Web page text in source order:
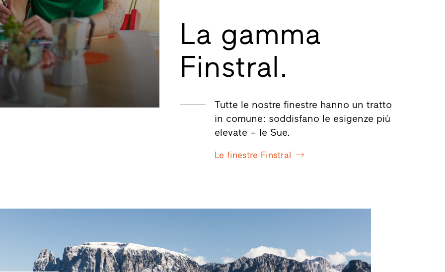
La gamma
Finstral.
Tutte le nostre finestre hanno un tratto
in comune: soddisfano le esigenze più
elevate – le Sue.
Le finestre Finstral